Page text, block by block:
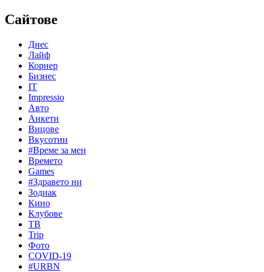
Сайтове
Днес
Лайф
Корнер
Бизнес
IT
Impressio
Авто
Анкети
Вицове
Вкусотии
#Време за мен
Времето
Games
#Здравето ни
Зодиак
Кино
Клубове
ТВ
Trip
Фото
COVID-19
#URBN